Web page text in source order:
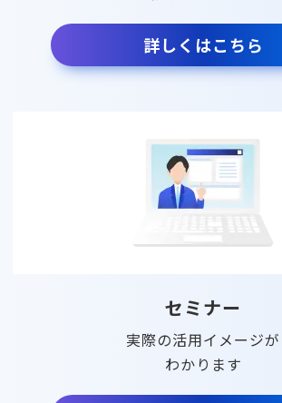
詳しくはこちら
セミナー
実際の活用イメージが
わかります